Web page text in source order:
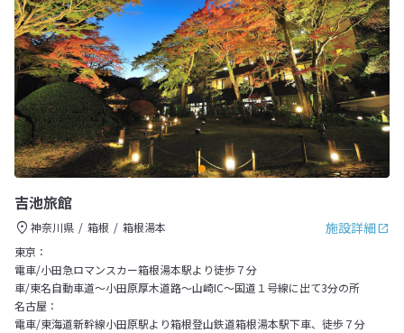
吉池旅館
施設詳細
神奈川県 箱根
箱根湯本
東京：
電車/小田急ロマンスカー箱根湯本駅より徒歩７分
車/東名自動車道～小田原厚木道路～山崎IC～国道１号線に出て3分の所
名古屋：
電車/東海道新幹線小田原駅より箱根登山鉄道箱根湯本駅下車、徒歩７分